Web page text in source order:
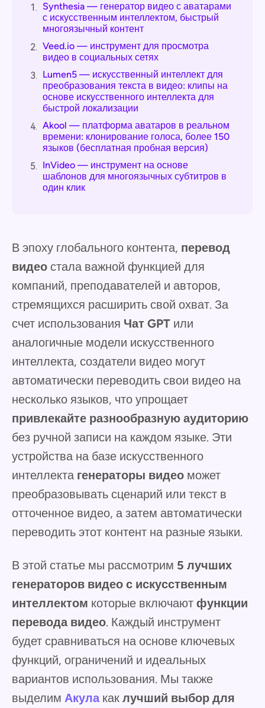
1. Synthesia — генератор видео с аватарами
с искусственным интеллектом, быстрый
многоязычный контент
2. Veed.io — инструмент для просмотра
видео в социальных сетях
3. Lumen5 — искусственный интеллект для
преобразования текста в видео: клипы на
основе искусственного интеллекта для
быстрой локализации
4. Akool — платформа аватаров в реальном
времени: клонирование голоса, более 150
языков (бесплатная пробная версия)
5. InVideo — инструмент на основе
шаблонов для многоязычных субтитров в
один клик
В эпоху глобального контента, перевод
видео стала важной функцией для
компаний, преподавателей и авторов,
стремящихся расширить свой охват. За
счет использования Чат GPT или
аналогичные модели искусственного
интеллекта, создатели видео могут
автоматически переводить свои видео на
несколько языков, что упрощает
привлекайте разнообразную аудиторию
без ручной записи на каждом языке. Эти
устройства на базе искусственного
интеллекта генераторы видео может
преобразовывать сценарий или текст в
отточенное видео, а затем автоматически
переводить этот контент на разные языки.
В этой статье мы рассмотрим 5 лучших
генераторов видео с искусственным
интеллектом которые включают функции
перевода видео. Каждый инструмент
будет сравниваться на основе ключевых
функций, ограничений и идеальных
вариантов использования. Мы также
выделим Акулакак лучший выбор для